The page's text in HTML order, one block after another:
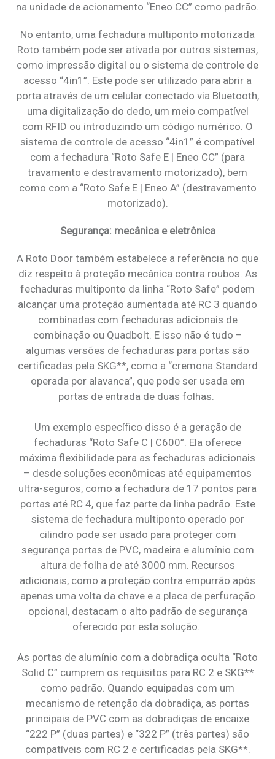
na unidade de acionamento “Eneo CC” como padrão.
No entanto, uma fechadura multiponto motorizada
Roto também pode ser ativada por outros sistemas,
como impressão digital ou o sistema de controle de
acesso “4in1”. Este pode ser utilizado para abrir a
porta através de um celular conectado via Bluetooth,
uma digitalização do dedo, um meio compatível
com RFID ou introduzindo um código numérico. O
sistema de controle de acesso “4in1” é compatível
com a fechadura “Roto Safe E | Eneo CC” (para
travamento e destravamento motorizado), bem
como com a “Roto Safe E | Eneo A” (destravamento
motorizado).
Segurança: mecânica e eletrônica
A Roto Door também estabelece a referência no que
diz respeito à proteção mecânica contra roubos. As
fechaduras multiponto da linha “Roto Safe” podem
alcançar uma proteção aumentada até RC 3 quando
combinadas com fechaduras adicionais de
combinação ou Quadbolt. E isso não é tudo –
algumas versões de fechaduras para portas são
certificadas pela SKG**, como a “cremona Standard
operada por alavanca”, que pode ser usada em
portas de entrada de duas folhas.
Um exemplo específico disso é a geração de
fechaduras “Roto Safe C | C600”. Ela oferece
máxima flexibilidade para as fechaduras adicionais
– desde soluções econômicas até equipamentos
ultra-seguros, como a fechadura de 17 pontos para
portas até RC 4, que faz parte da linha padrão. Este
sistema de fechadura multiponto operado por
cilindro pode ser usado para proteger com
segurança portas de PVC, madeira e alumínio com
altura de folha de até 3000 mm. Recursos
adicionais, como a proteção contra empurrão após
apenas uma volta da chave e a placa de perfuração
opcional, destacam o alto padrão de segurança
oferecido por esta solução.
As portas de alumínio com a dobradiça oculta “Roto
Solid C” cumprem os requisitos para RC 2 e SKG**
como padrão. Quando equipadas com um
mecanismo de retenção da dobradiça, as portas
principais de PVC com as dobradiças de encaixe
“222 P” (duas partes) e “322 P” (três partes) são
compatíveis com RC 2 e certificadas pela SKG**.